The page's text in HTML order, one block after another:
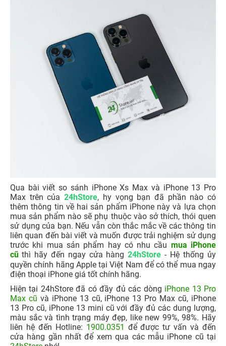
Qua bài viết so sánh iPhone Xs Max và iPhone 13 Pro
Max trên của24hStore, hy vọng bạn đã phần nào có
thêm thông tin về hai sản phẩm iPhone này và lựa chọn
mua sản phẩm nào sẽ phụ thuộc vào sở thích, thói quen
sử dụng của bạn. Nếu vẫn còn thắc mắc về các thông tin
liên quan đến bài viết và muốn được trải nghiệm sử dụng
trước khi mua sản phẩm hay có nhu cầu mua iPhone
cũ thì hãy đến ngay cửa hàng 24hStore - Hệ thống ủy
quyền chính hãng Apple tại Việt Nam để có thể mua ngay
điện thoại iPhone giá tốt chính hãng.
Hiện tại 24hStore đã có đầy đủ các dòng iPhone 13 Pro
Max cũ và iPhone 13 cũ, iPhone 13 Pro Max cũ, iPhone
13 Pro cũ, iPhone 13 mini cũ với đầy đủ các dung lượng,
màu sắc và tình trạng máy đẹp, like new 99%, 98%. Hãy
liên hệ đến Hotline: 1900.0351 để được tư vấn và đến
cửa hàng gần nhất để xem qua các mẫu iPhone cũ tại